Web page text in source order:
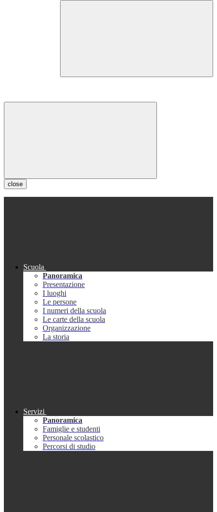
close
Scuola
Panoramica
Presentazione
I luoghi
Le persone
I numeri della scuola
Le carte della scuola
Organizzazione
La storia
Servizi
Panoramica
Famiglie e studenti
Personale scolastico
Percorsi di studio